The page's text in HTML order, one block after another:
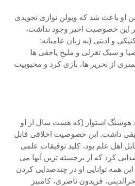
او باعث شد که ویولن نوازی تجویدی
این خصوصیت اخیر وجود نداشت،
و ادیتی (به زبان عامیانه:
و سبک تغزلی و ملیحِ یاحقی ها
از تحریر ها، بازی کرد و محبوبیت
هوشنگ استوار (که هشت سال از او
داشت. این خصوصیت اخلاقی قابل
اهل علم بود، کلید توفیقات علمی
کرد که از برجسته ترین آنها می
همه توانایی او در چندصدایی کردن
فریدون ناصری، کامبیز